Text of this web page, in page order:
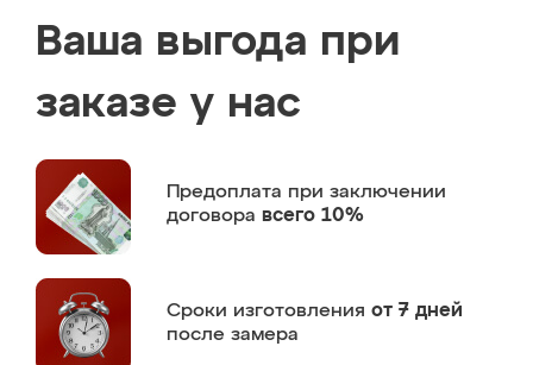
Ваша выгода при
заказе у нас
Предоплата при заключении
договора всего 10%
Сроки изготовления от 7 дней
после замера